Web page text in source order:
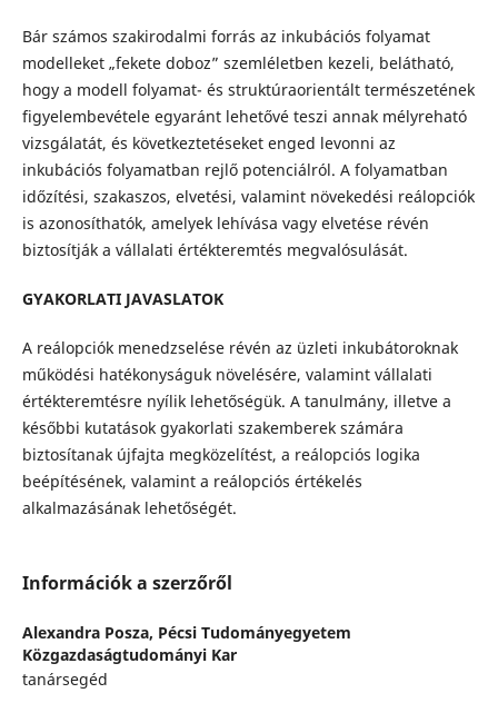
Bár számos szakirodalmi forrás az inkubációs folyamat
modelleket „fekete doboz” szemléletben kezeli, belátható,
hogy a modell folyamat- és struktúraorientált természetének
figyelembevétele egyaránt lehetővé teszi annak mélyreható
vizsgálatát, és következtetéseket enged levonni az
inkubációs folyamatban rejlő potenciálról. A folyamatban
időzítési, szakaszos, elvetési, valamint növekedési reálopciók
is azonosíthatók, amelyek lehívása vagy elvetése révén
biztosítják a vállalati értékteremtés megvalósulását.
GYAKORLATI JAVASLATOK
A reálopciók menedzselése révén az üzleti inkubátoroknak
működési hatékonyságuk növelésére, valamint vállalati
értékteremtésre nyílik lehetőségük. A tanulmány, illetve a
későbbi kutatások gyakorlati szakemberek számára
biztosítanak újfajta megközelítést, a reálopciós logika
beépítésének, valamint a reálopciós értékelés
alkalmazásának lehetőségét.
Információk a szerzőről
Alexandra Posza, Pécsi Tudományegyetem
Közgazdaságtudományi Kar
tanársegéd